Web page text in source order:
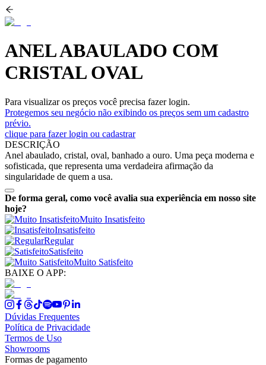
ANEL ABAULADO COM
CRISTAL OVAL
Para visualizar os preços você precisa fazer login.
Protegemos seu negócio não exibindo os preços sem um cadastro
prévio.
clique para fazer login ou cadastrar
DESCRIÇÃO
Anel abaulado, cristal, oval, banhado a ouro. Uma peça moderna e
sofisticada, que representa uma verdadeira afirmação da
singularidade de quem a usa.
De forma geral, como você avalia sua experiência em nosso site
hoje?
Muito Insatisfeito
Insatisfeito
Regular
Satisfeito
Muito Satisfeito
BAIXE O APP:
Dúvidas Frequentes
Política de Privacidade
Termos de Uso
Showrooms
Formas de pagamento